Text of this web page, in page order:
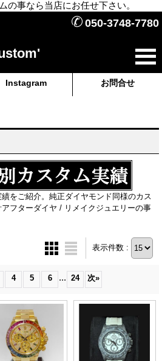
の事なら当店にお任せ下さい。
✆ 050-3748-7780
Instagram お問合せ
をご紹介。純正ダイヤモンド同様のカス
フターダイヤ / リメイクジュエリーの事
表示件数 :
4 5 6 ... 24 次»